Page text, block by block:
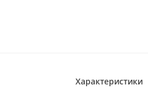
Характеристики